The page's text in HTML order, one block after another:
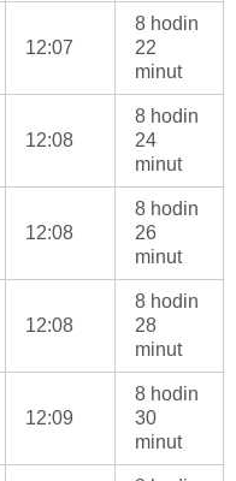
12:07
8 hodin
22
minut
12:08
8 hodin
24
minut
12:08
8 hodin
26
minut
12:08
8 hodin
28
minut
12:09
8 hodin
30
minut